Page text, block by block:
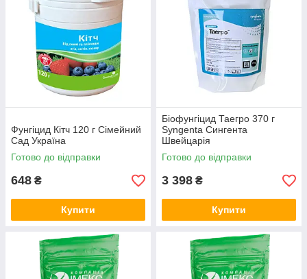
Фунгіцид Кітч 120 г Сімейний
Сад Україна
Готово до відправки
648 ₴
Купити
Біофунгіцид Таегро 370 г
Syngenta Сингента
Швейцарія
Готово до відправки
3 398 ₴
Купити